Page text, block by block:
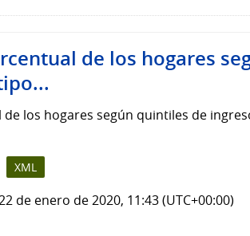
de los hogares
los hogares según quintiles de
XML
de enero de 2020, 11:43 (UTC+00:00)